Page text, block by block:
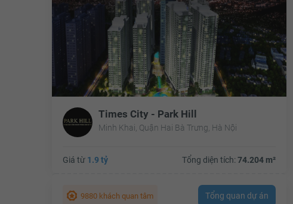
Times City - Park Hill
Minh Khai, Quận Hai Bà Trưng, Hà Nội
Giá từ 1.9 tỷ Tổng diện tích: 74.204 m²
9880 khách quan tâm Tổng quan dự án